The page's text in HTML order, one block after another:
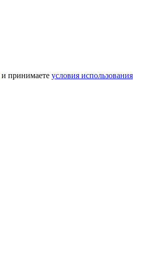
и принимаете условия использования